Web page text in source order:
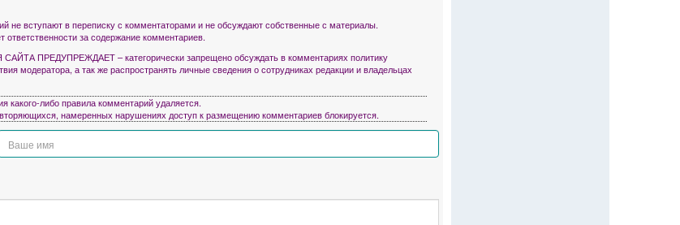
не вступают в переписку с комментаторами и не обсуждают собственные с материалы.
ответственности за содержание комментариев.
ПРЕДУПРЕЖДАЕТ – категорически запрещено обсуждать в комментариях политику
модератора, а так же распространять личные сведения о сотрудниках редакции и владельцах
какого-либо правила комментарий удаляется.
намеренных нарушениях доступ к размещению комментариев блокируется.